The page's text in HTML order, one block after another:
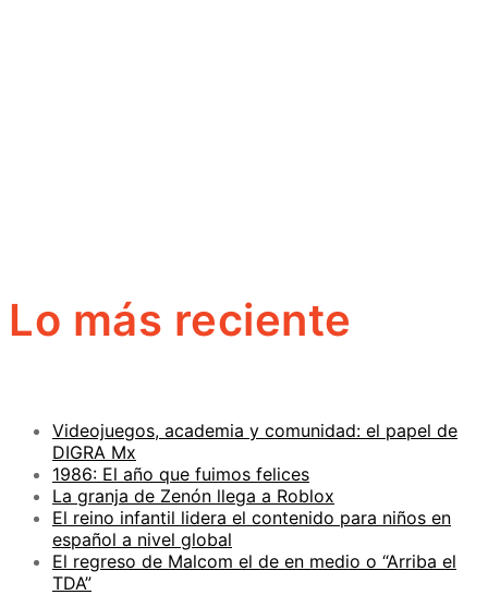
Lo más reciente
Videojuegos, academia y comunidad: el papel de
DIGRA Mx
1986: El año que fuimos felices
La granja de Zenón llega a Roblox
El reino infantil lidera el contenido para niños en
español a nivel global
El regreso de Malcom el de en medio o “Arriba el
TDA”